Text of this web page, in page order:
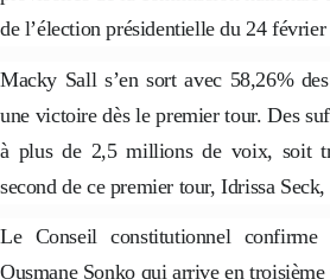
de l’élection présidentielle du 24 février
Macky Sall s’en sort avec 58,26%
une victoire dès le premier tour. Des
à plus de 2,5 millions de voix, soit
second de ce premier tour, Idrissa
Le Conseil constitutionnel
Ousmane Sonko qui arrive en